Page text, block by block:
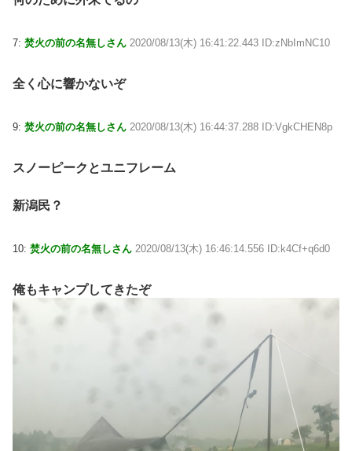
7: 焚火の前の名無しさん 2020/08/13(木) 16:41:22.443 ID:zNbImNC10
全く心に響かないぞ
9: 焚火の前の名無しさん 2020/08/13(木) 16:44:37.288 ID:VgkCHEN8p
スノーピークとユニフレーム
新潟民？
10: 焚火の前の名無しさん 2020/08/13(木) 16:46:14.556 ID:k4Cf+q6d0
俺もキャンプしてきたぞ